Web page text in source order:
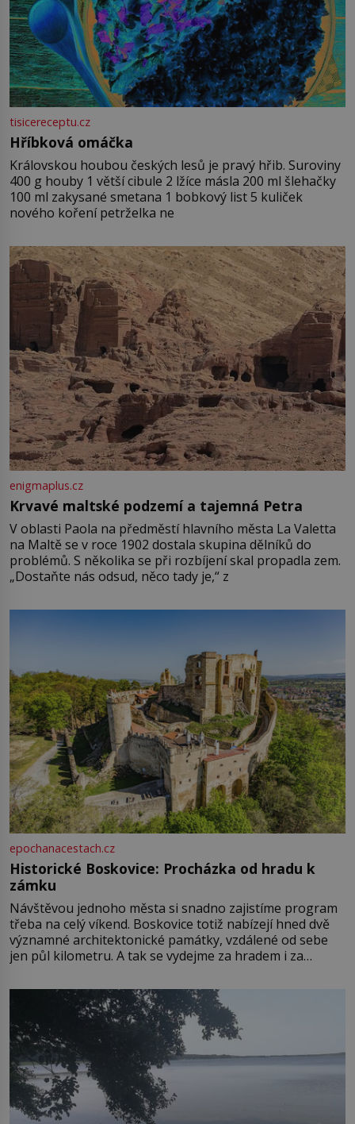
tisicereceptu.cz
Hříbková omáčka
Královskou houbou českých lesů je pravý hřib. Suroviny
400 g houby 1 větší cibule 2 lžíce másla 200 ml šlehačky
100 ml zakysané smetana 1 bobkový list 5 kuliček
nového koření petrželka ne
enigmaplus.cz
Krvavé maltské podzemí a tajemná Petra
V oblasti Paola na předměstí hlavního města La Valetta
na Maltě se v roce 1902 dostala skupina dělníků do
problémů. S několika se při rozbíjení skal propadla zem.
„Dostaňte nás odsud, něco tady je,“ z
epochanacestach.cz
Historické Boskovice: Procházka od hradu k
zámku
Návštěvou jednoho města si snadno zajistíme program
třeba na celý víkend. Boskovice totiž nabízejí hned dvě
významné architektonické památky, vzdálené od sebe
jen půl kilometru. A tak se vydejme za hradem i za
Boskovice na okraji Drahanské vrchoviny vznikla někdy
ve13. století, a už v roce 1313 kronikáři zaznamenali